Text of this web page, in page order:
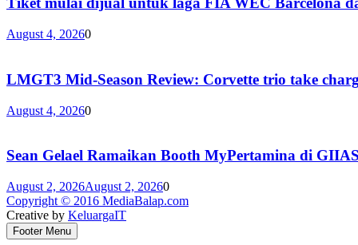
August 4, 20260
LMGT3 Mid-Season Review: Corvette trio take
August 4, 20260
Sean Gelael Ramaikan Booth MyPertamina di
August 2, 2026August 2, 20260
Copyright © 2016 MediaBalap.com
Creative by KeluargaIT
Footer Menu